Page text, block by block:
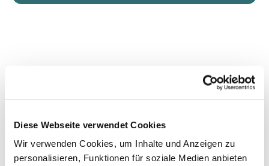
Diese Webseite verwendet Cookies
Wir verwenden Cookies, um Inhalte und Anzeigen zu
personalisieren, Funktionen für soziale Medien anbieten